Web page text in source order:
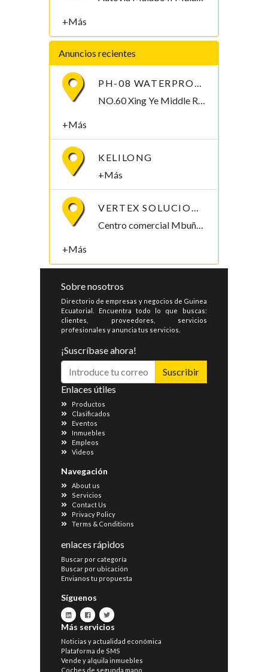
+Más
Anuncios recientes
PH-08 WATERPROOF PEN-TYPE SOIL PH METER
NO.60 Xing Ye Middle Road Fuan Fujian China , 355019,
+Más
KELILONG
+Más
VERTEX SOLUCIONES S.L.
Centro comercial Mbuña Bocamba, primera planta. Bata, Litoral , Guinea Ecuatorial
+Más
Sobre nosotros
Directorio de empresas y negocios de Guinea
Ecuatorial. Encuentra todo lo que buscas:
clientes, proveedores, servicios
profesionales y anuncia tus servicios.
¡Suscríbase ahora!
Suscribir
Enlaces útiles
Productos
Clasificados
Eventos
Inmuebles
Empleos
Videos
Navegación
About us
Servicios
Contact Us
Privacy Policy
Terms & Conditions
enlaces rápidos
Buscar por categoría
Buscar por ubicación
Envianos tu propuesta
Síguenos
Más servicios
Noticias y actualidad económica
Plataforma de SMS
Vende y alquila inmuebles
Coches de segunda mano